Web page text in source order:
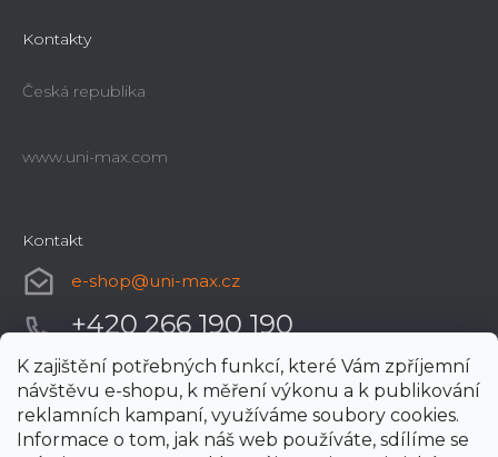
K zajištění potřebných funkcí, které Vám zpříjemní
návštěvu e-shopu, k měření výkonu a k publikování
reklamních kampaní, využíváme soubory cookies.
Informace o tom, jak náš web používáte, sdílíme se
Kontakty
Česká republika
www.uni-max.com
Kontakt
e-shop@uni-max.cz
+420 266 190 190